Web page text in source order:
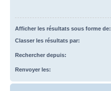
Afficher les résultats sous forme de:
Classer les résultats par:
Rechercher depuis:
Renvoyer les: